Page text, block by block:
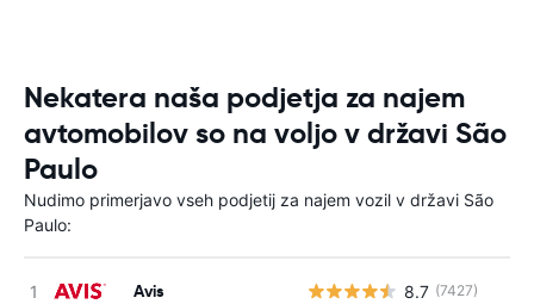
Nekatera naša podjetja za najem
avtomobilov so na voljo v državi São
Paulo
Nudimo primerjavo vseh podjetij za najem vozil v državi São
Paulo:
Avis 8.7 (7427)